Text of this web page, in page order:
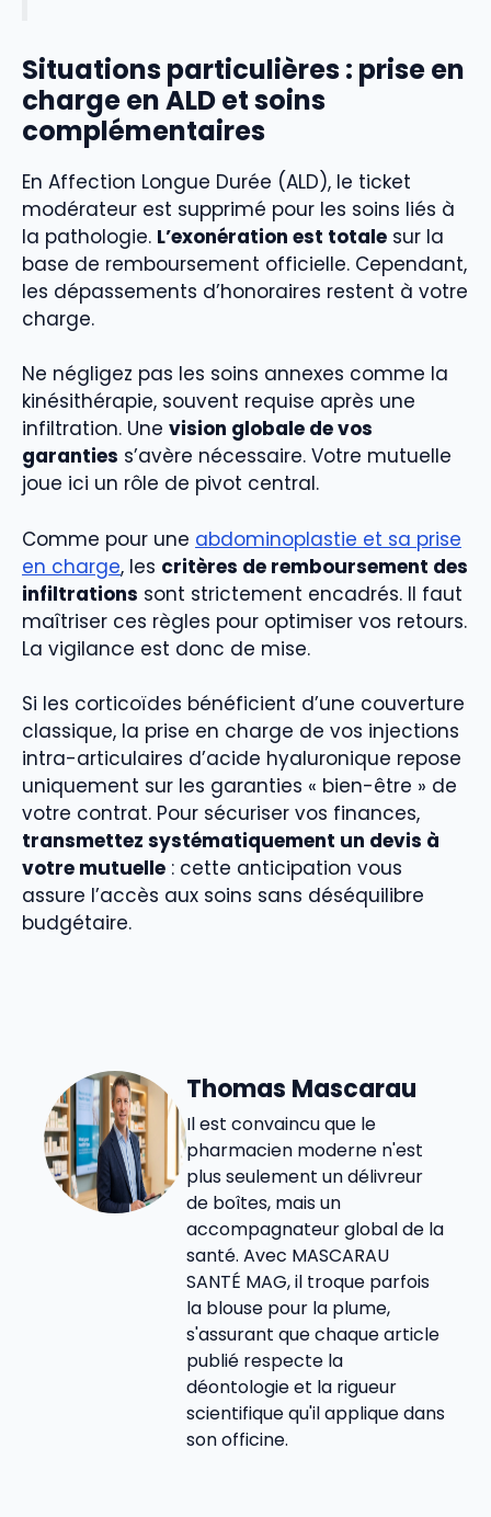
Situations particulières : prise en
charge en ALD et soins
complémentaires
En Affection Longue Durée (ALD), le ticket
modérateur est supprimé pour les soins liés à
la pathologie. L’exonération est totale sur la
base de remboursement officielle. Cependant,
les dépassements d’honoraires restent à votre
charge.
Ne négligez pas les soins annexes comme la
kinésithérapie, souvent requise après une
infiltration. Une vision globale de vos
garanties s’avère nécessaire. Votre mutuelle
joue ici un rôle de pivot central.
Comme pour une abdominoplastie et sa prise
en charge, les critères de remboursement des
infiltrations sont strictement encadrés. Il faut
maîtriser ces règles pour optimiser vos retours.
La vigilance est donc de mise.
Si les corticoïdes bénéficient d’une couverture
classique, la prise en charge de vos injections
intra-articulaires d’acide hyaluronique repose
uniquement sur les garanties « bien-être » de
votre contrat. Pour sécuriser vos finances,
transmettez systématiquement un devis à
votre mutuelle : cette anticipation vous
assure l’accès aux soins sans déséquilibre
budgétaire.
Thomas Mascarau
Il est convaincu que le
pharmacien moderne n'est
plus seulement un délivreur
de boîtes, mais un
accompagnateur global de la
santé. Avec MASCARAU
SANTÉ MAG, il troque parfois
la blouse pour la plume,
s'assurant que chaque article
publié respecte la
déontologie et la rigueur
scientifique qu'il applique dans
son officine.